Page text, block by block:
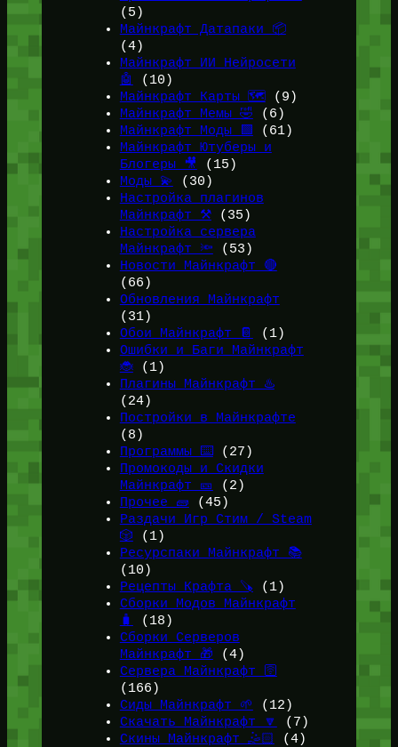
(5)
Майнкрафт Датапаки 📦
(4)
Майнкрафт ИИ Нейросети
🤖
(10)
Майнкрафт Карты 🗺️ (9)
Майнкрафт Мемы 🤣 (6)
Майнкрафт Моды 🟩
(61)
Майнкрафт Ютуберы и
Блогеры 🎥
(15)
Моды 💫
(30)
Настройка плагинов
Майнкрафт ⚒️(35)
Настройка сервера
Майнкрафт 🔦 (53)
Новости Майнкрафт 🔴
(66)
Обновления Майнкрафт
(31)
Обои Майнкрафт 📔
(1)
Ошибки и Баги Майнкрафт
🐞(1)
Плагины Майнкрафт ♨️
(24)
Постройки в Майнкрафте
(8)
Программы ⌨️(27)
Промокоды и Скидки
Майнкрафт 🎫
(2)
Прочее 🧱 (45)
Раздачи Игр Стим / Steam
🎲 (1)
Ресурспаки Майнкрафт 📚
(10)
Рецепты Крафта 🪚 (1)
Сборки Модов Майнкрафт
🧳
(18)
Сборки Серверов
Майнкрафт 🎁 (4)
Сервера Майнкрафт 🛜
(166)
Сиды Майнкрафт 🌱
(12)
Скачать Майнкрафт 🔽
(7)
Скины Майнкрафт 🤹🏻
(4)